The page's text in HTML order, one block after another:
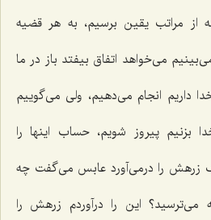
از مراتب یقین برسیم، به هر قضیه
می‌خواهد اتفاق بیفتد باز در ما
داریم انجام می‌دهیم، ولی می‌گوییم
بزنیم پیروز شویم، حساب اینها را
زرهش را درمی‌آورد عابس می‌گفت چه
این را درآوردم زرهش را